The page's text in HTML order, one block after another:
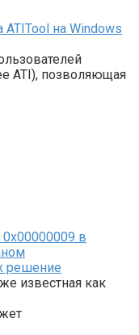
ATITool на Windows
ATI), позволяющая
в
решение
известная как